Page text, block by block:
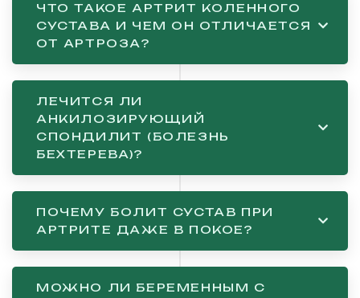
ЧТО ТАКОЕ АРТРИТ КОЛЕННОГО
СУСТАВА И ЧЕМ ОН ОТЛИЧАЕТСЯ
ОТ АРТРОЗА?
ЛЕЧИТСЯ ЛИ
АНКИЛОЗИРУЮЩИЙ
СПОНДИЛИТ (БОЛЕЗНЬ
БЕХТЕРЕВА)?
ПОЧЕМУ БОЛИТ СУСТАВ ПРИ
АРТРИТЕ ДАЖЕ В ПОКОЕ?
МОЖНО ЛИ БЕРЕМЕННЫМ С